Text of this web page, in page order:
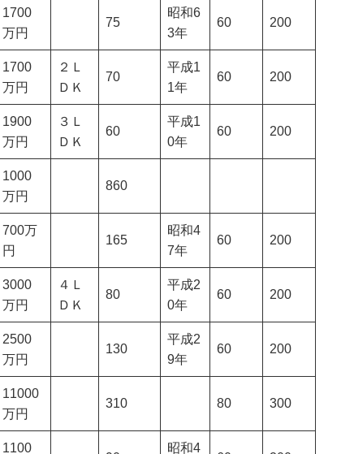
1700
万円
75
昭和6
3年
60 200
1700
万円
２Ｌ
ＤＫ
70
平成1
1年
60 200
1900
万円
３Ｌ
ＤＫ
60
平成1
0年
60 200
1000
万円
860
700万
円
165
昭和4
7年
60 200
3000
万円
４Ｌ
ＤＫ
80
平成2
0年
60 200
2500
万円
130
平成2
9年
60 200
11000
万円
310 80 300
1100
昭和4